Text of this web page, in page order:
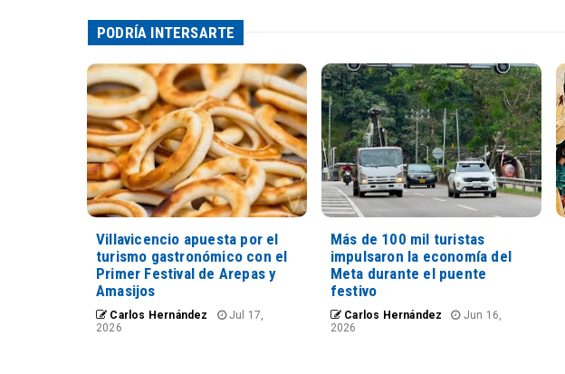
PODRÍA INTERSARTE
Villavicencio apuesta por el
turismo gastronómico con el
Primer Festival de Arepas y
Amasijos
Carlos Hernández
Jul 17,
2026
Más de 100 mil turistas
impulsaron la economía del
Meta durante el puente
festivo
Carlos Hernández
Jun 16,
2026